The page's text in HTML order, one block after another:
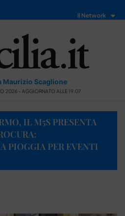
Il Network
Maurizio Scaglione
2026 - AGGIORNATO ALLE 19:07
IL M5S PRESENTA
PIOGGIA PER EVENTI